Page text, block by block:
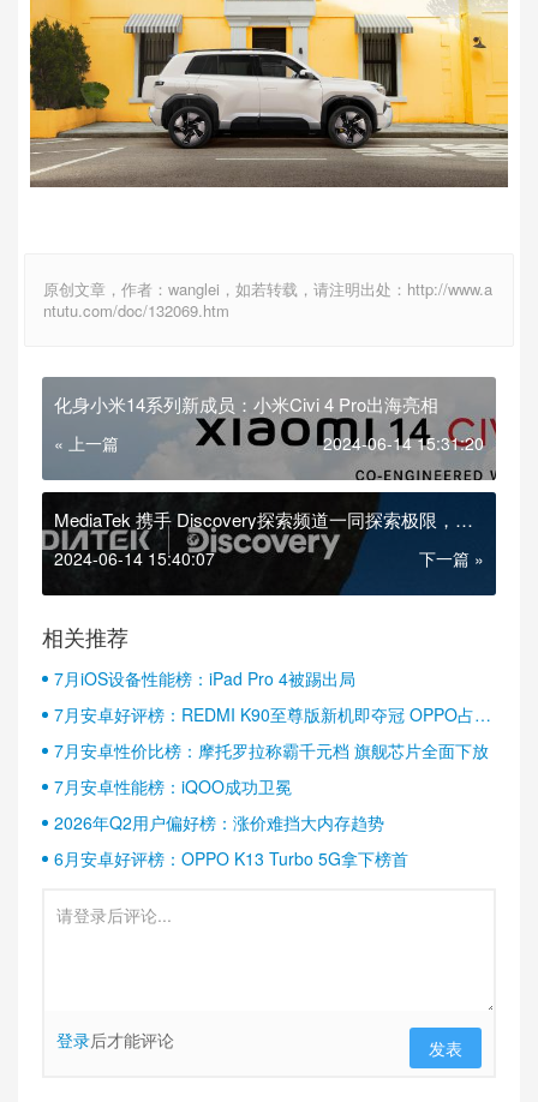
原创文章，作者：wanglei，如若转载，请注明出处：http://www.a
ntutu.com/doc/132069.htm
化身小米14系列新成员：小米Civi 4 Pro出海亮相
« 上一篇 2024-06-14 15:31:20
MediaTek 携手 Discovery探索频道一同探索极限，天
玑以先进科技呈现专业影像
2024-06-14 15:40:07 下一篇 »
相关推荐
7月iOS设备性能榜：iPad Pro 4被踢出局
7月安卓好评榜：REDMI K90至尊版新机即夺冠 OPPO占据
半壁江山
7月安卓性价比榜：摩托罗拉称霸千元档 旗舰芯片全面下放
7月安卓性能榜：iQOO成功卫冕
2026年Q2用户偏好榜：涨价难挡大内存趋势
6月安卓好评榜：OPPO K13 Turbo 5G拿下榜首
登录后才能评论 发表